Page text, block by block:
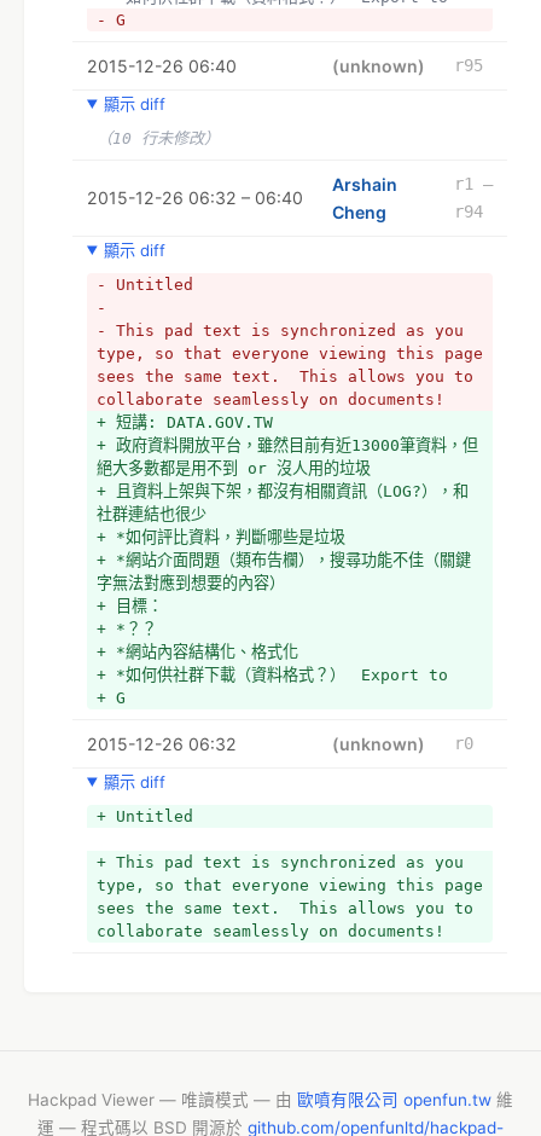
- G
2015-12-26 06:40 (unknown)
r95
顯示 diff
（10 行未修改）
2015-12-26 06:32 – 06:40
Arshain
Cheng
r1 –
r94
顯示 diff
- Untitled
-
- This pad text is synchronized as you
type, so that everyone viewing this page
sees the same text.  This allows you to
collaborate seamlessly on documents!
+ 短講: DATA.GOV.TW
+ 政府資料開放平台，雖然目前有近13000筆資料，但
絕大多數都是用不到 or 沒人用的垃圾
+ 且資料上架與下架，都沒有相關資訊（LOG?），和
社群連結也很少
+ *如何評比資料，判斷哪些是垃圾
+ *網站介面問題（類布告欄），搜尋功能不佳（關鍵
字無法對應到想要的內容）
+ 目標：
+ *？？
+ *網站內容結構化、格式化
+ *如何供社群下載（資料格式？）　Export to
+ G
2015-12-26 06:32 (unknown)
r0
顯示 diff
+ Untitled
+ This pad text is synchronized as you
type, so that everyone viewing this page
sees the same text.  This allows you to
collaborate seamlessly on documents!
Hackpad Viewer — 唯讀模式 — 由 歐噴有限公司 openfun.tw 維
運 — 程式碼以 BSD 開源於 github.com/openfunltd/hackpad-